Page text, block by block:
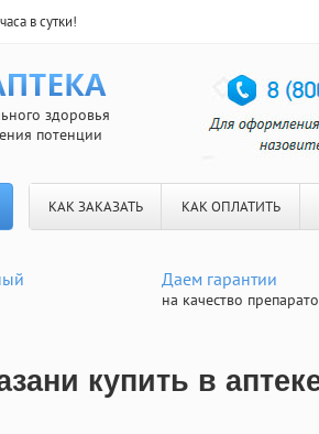
в сутки!
здоровья
потенции
КАК ЗАКАЗАТЬ КАК ОПЛАТИТЬ
Даем гарантии
на качество
купить в